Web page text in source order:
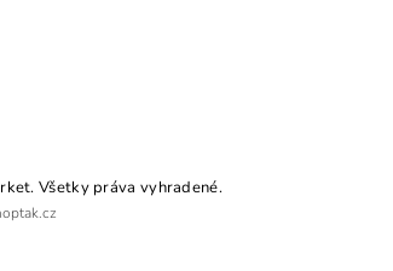
. Všetky práva vyhradené.